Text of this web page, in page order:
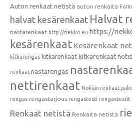
Auton renkaat netistä auton renkaita
halvat kesärenkaat Halvat
nastarenkaat http://riekko.eu https://
kesärenkaat Kesärenkaat
kitkarengas kitkarenkaat kitkarenkaat
renkaat nastarengas
nettirenkaat Nokian renkaat
rengas rengastarjous rengastesti rengastestit
Renkaat netistä Renkaita netistä